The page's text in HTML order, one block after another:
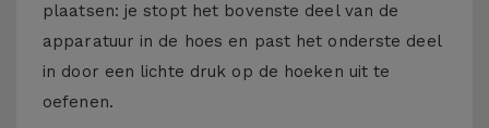
plaatsen: je stopt het bovenste deel van de
apparatuur in de hoes en past het onderste deel
in door een lichte druk op de hoeken uit te
oefenen.